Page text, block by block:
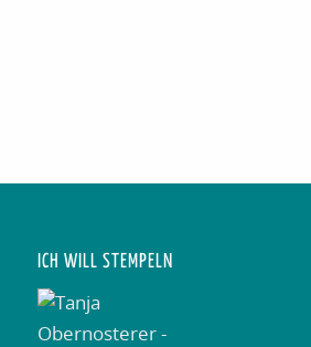
ICH WILL STEMPELN